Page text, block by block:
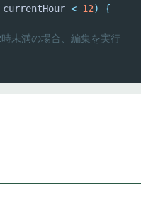
< 12)
{
未満の場合、編集を実行